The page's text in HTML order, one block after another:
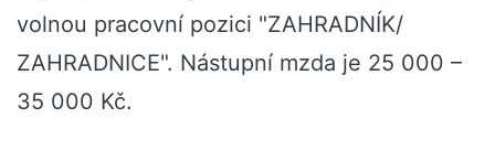
volnou pracovní pozici "ZAHRADNÍK/
ZAHRADNICE". Nástupní mzda je 25 000 –
35 000 Kč.